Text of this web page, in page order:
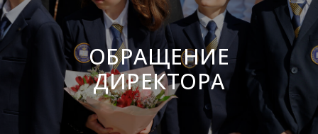
ОБРАЩЕНИЕ
ДИРЕКТОРА